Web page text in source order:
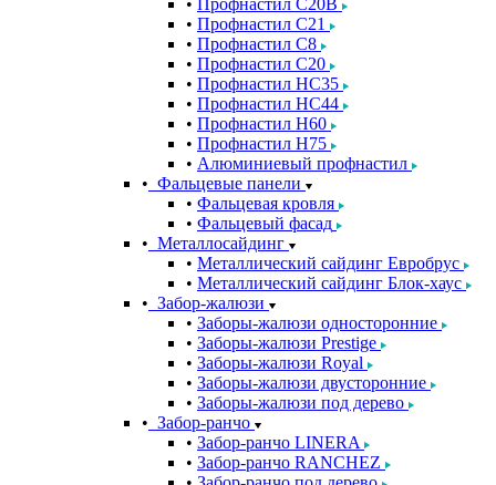
Профнастил С20B
Профнастил С21
Профнастил С8
Профнастил С20
Профнастил НС35
Профнастил НС44
Профнастил Н60
Профнастил Н75
Алюминиевый профнастил
Фальцевые панели
Фальцевая кровля
Фальцевый фасад
Металлосайдинг
Металлический сайдинг Евробрус
Металлический сайдинг Блок-хаус
Забор-жалюзи
Заборы-жалюзи односторонние
Заборы-жалюзи Prestige
Заборы-жалюзи Royal
Заборы-жалюзи двусторонние
Заборы-жалюзи под дерево
Забор-ранчо
Забор-ранчо LINERA
Забор-ранчо RANCHEZ